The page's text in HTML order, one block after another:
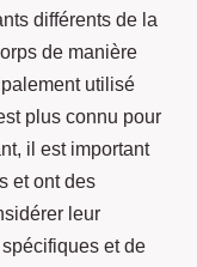
différents de la
de manière
utilisé
plus connu pour
il est important
et ont des
leur
et de